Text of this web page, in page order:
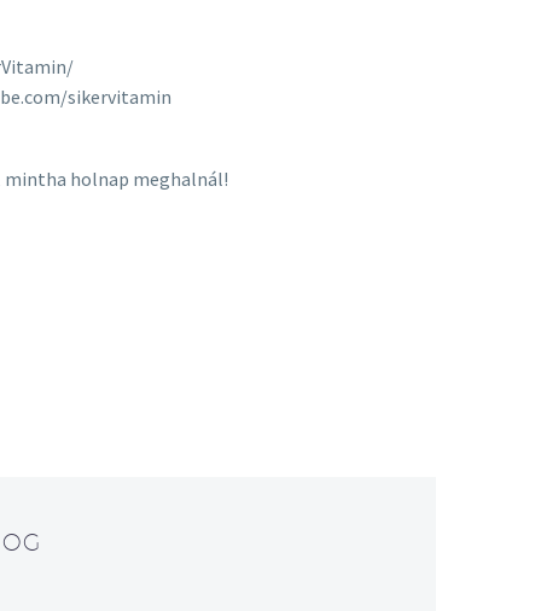
sikervitamin
mintha holnap meghalnál!